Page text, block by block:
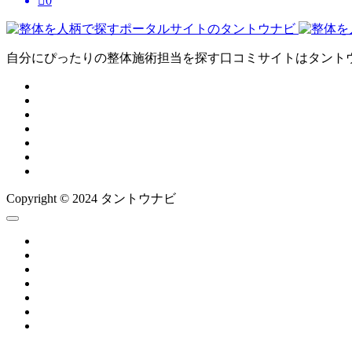
自分にぴったりの整体施術担当を探す口コミサイトはタント
Copyright © 2024 タントウナビ